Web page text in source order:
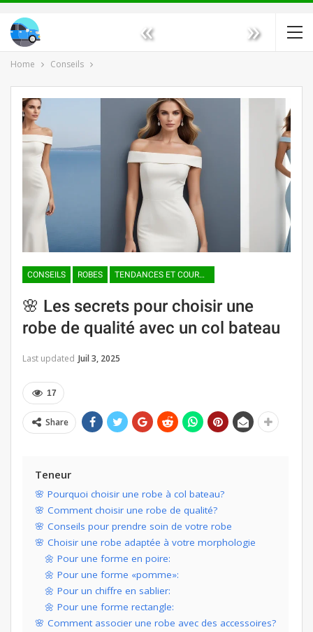
« »
Home Conseils
CONSEILS ROBES TENDANCES ET COURANTS DE MODE
🌸 Les secrets pour choisir une
robe de qualité avec un col bateau
Last updated Juil 3, 2025
17
Share
Teneur
🌸 Pourquoi choisir une robe à col bateau?
🌸 Comment choisir une robe de qualité?
🌸 Conseils pour prendre soin de votre robe
🌸 Choisir une robe adaptée à votre morphologie
🌼 Pour une forme en poire:
🌼 Pour une forme «pomme»:
🌼 Pour un chiffre en sablier:
🌼 Pour une forme rectangle:
🌸 Comment associer une robe avec des accessoires?